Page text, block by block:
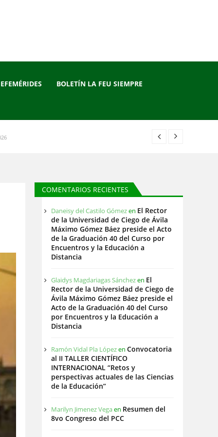
EFEMÉRIDES BOLETÍN LA FEU SIEMPRE
COMENTARIOS RECIENTES
Daneisy del Castilo Gómezen El Rector
de la Universidad de Ciego de Ávila
Máximo Gómez Báez preside el Acto
de la Graduación 40 del Curso por
Encuentros y la Educación a
Distancia
Glaidys Magdariagas Sánchezen El
Rector de la Universidad de Ciego de
Ávila Máximo Gómez Báez preside el
Acto de la Graduación 40 del Curso
por Encuentros y la Educación a
Distancia
Ramón Vidal Pla Lópezen Convocatoria
al II TALLER CIENTÍFICO
INTERNACIONAL “Retos y
perspectivas actuales de las Ciencias
de la Educación”
Marilyn Jimenez Vegaen Resumen del
8vo Congreso del PCC